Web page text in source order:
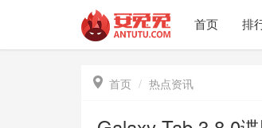
首页 排
 首页 热点资讯